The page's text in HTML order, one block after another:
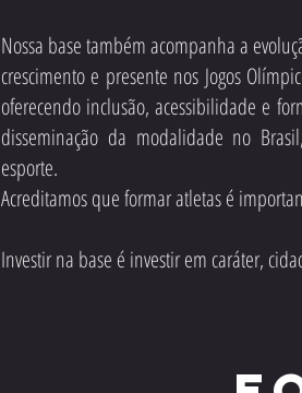
Nossa base também acompanha a
crescimento e presente nos Jogos
oferecendo inclusão, acessibilidade e
disseminação da modalidade no
esporte.
Acreditamos que formar atletas é
Investir na base é investir em caráter,